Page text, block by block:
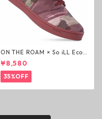
ON THE ROAM × So iLL Eco
Camo Wino ライフスタイル
シューズ カモ オンザローム ジ
ェイソンモモア OTR スニーカ
ー
¥8,580
35%OFF